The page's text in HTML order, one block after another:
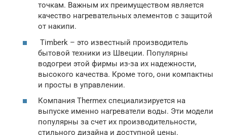
точкам. Важным их преимуществом является
качество нагревательных элементов с защитой
от накипи.
Timberk – это известный производитель
бытовой техники из Швеции. Популярны
водогреи этой фирмы из-за их надежности,
высокого качества. Кроме того, они компактны
и просты в управлении.
Компания Thermex специализируется на
выпуске именно нагреватели воды. Эти модели
популярны за счет их производительности,
стильного дизайна и доступной цены.